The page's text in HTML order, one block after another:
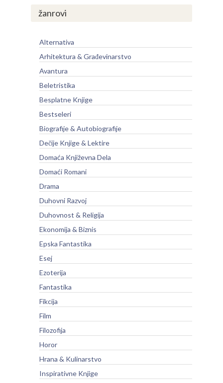
žanrovi
Alternativa
Arhitektura & Građevinarstvo
Avantura
Beletristika
Besplatne Knjige
Bestseleri
Biografije & Autobiografije
Dečije Knjige & Lektire
Domaća Književna Dela
Domaći Romani
Drama
Duhovni Razvoj
Duhovnost & Religija
Ekonomija & Biznis
Epska Fantastika
Esej
Ezoterija
Fantastika
Fikcija
Film
Filozofija
Horor
Hrana & Kulinarstvo
Inspirativne Knjige